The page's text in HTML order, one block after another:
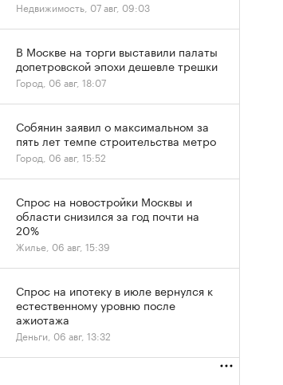
Недвижимость, 07 авг, 09:03
В Москве на торги выставили палаты
допетровской эпохи дешевле трешки
Город, 06 авг, 18:07
Собянин заявил о максимальном за
пять лет темпе строительства метро
Город, 06 авг, 15:52
Спрос на новостройки Москвы и
области снизился за год почти на
20%
Жилье, 06 авг, 15:39
Спрос на ипотеку в июле вернулся к
естественному уровню после
ажиотажа
Деньги, 06 авг, 13:32